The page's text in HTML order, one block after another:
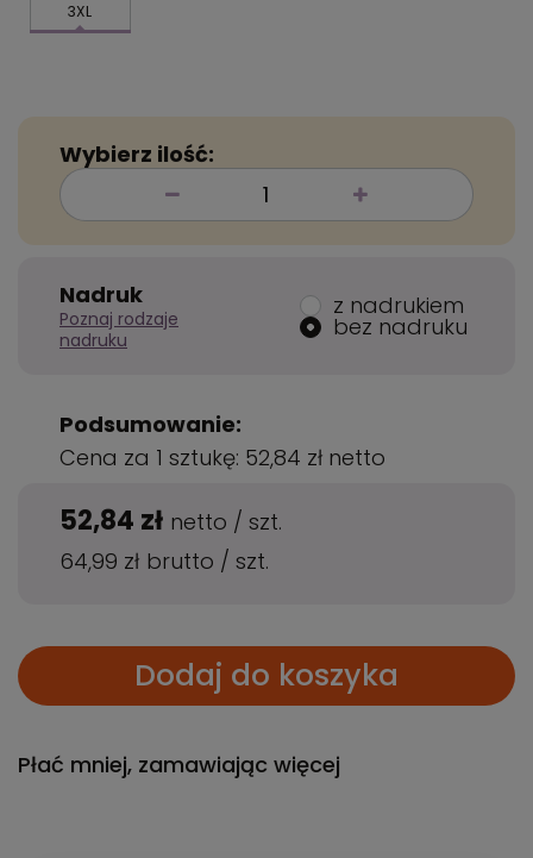
3XL
Wybierz ilość:
Nadruk
Poznaj rodzaje
nadruku
z nadrukiem
bez nadruku
Podsumowanie:
Cena za 1 sztukę: 52,84 zł netto
52,84 zł netto / szt.
64,99 zł brutto / szt.
Dodaj do koszyka
Płać mniej, zamawiając więcej